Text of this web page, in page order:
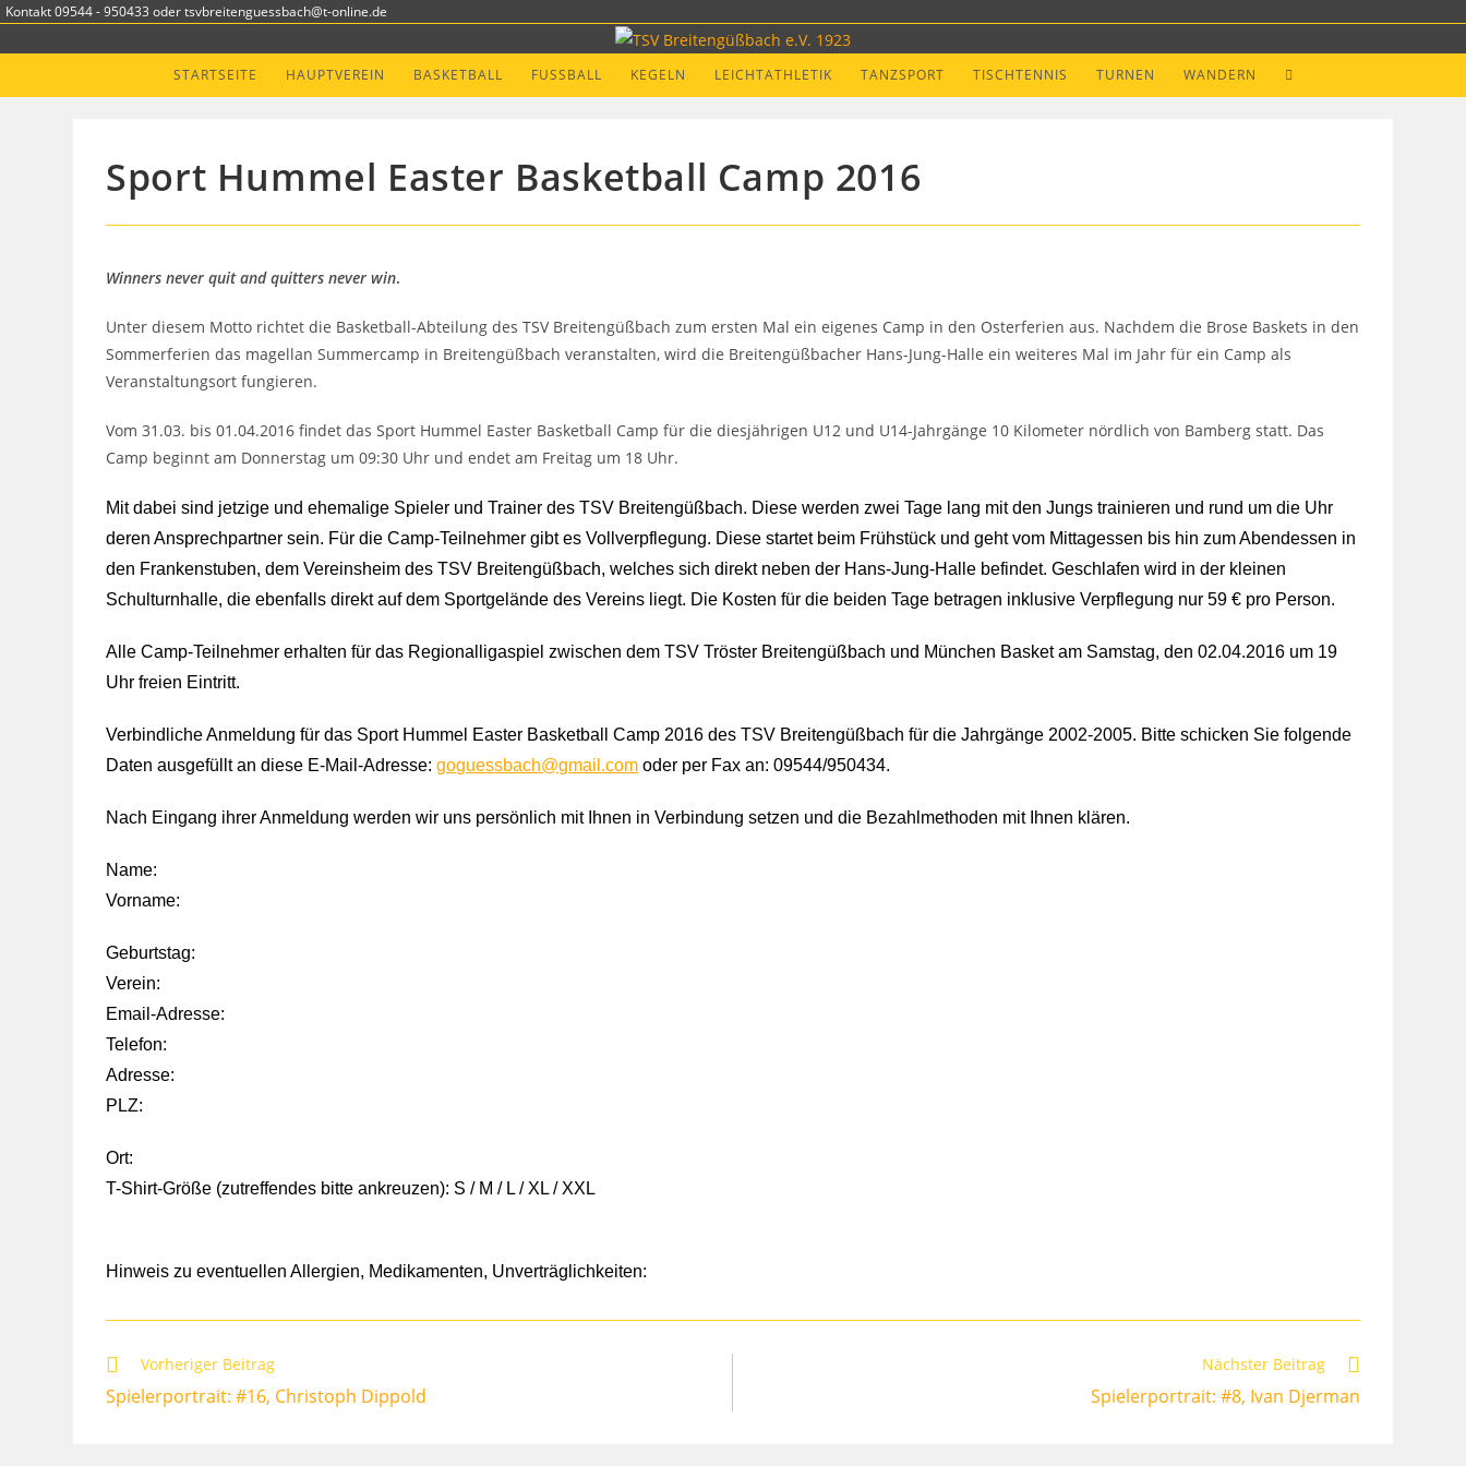
Zum
Kontakt 09544 - 950433 oder tsvbreitenguessbach@t-online.de
STARTSEITE HAUPTVEREIN BASKETBALL FUSSBALL KEGELN LEICHTATHLETIK TANZSPORT TISCHTENNIS TURNEN WANDERN WEBSITE-
Sport Hummel Easter Basketball Camp 2016
Winners never quit and quitters never win.
Unter diesem Motto richtet die Basketball-Abteilung des TSV Breitengüßbach zum ersten Mal ein eigenes Camp in den Osterferien aus. Nachdem die Brose Baskets in den
Sommerferien das magellan Summercamp in Breitengüßbach veranstalten, wird die Breitengüßbacher Hans-Jung-Halle ein weiteres Mal im Jahr für ein Camp als
Veranstaltungsort fungieren.
Vom 31.03. bis 01.04.2016 findet das Sport Hummel Easter Basketball Camp für die diesjährigen U12 und U14-Jahrgänge 10 Kilometer nördlich von Bamberg statt. Das
Camp beginnt am Donnerstag um 09:30 Uhr und endet am Freitag um 18 Uhr.
Mit dabei sind jetzige und ehemalige Spieler und Trainer des TSV Breitengüßbach. Diese werden zwei Tage lang mit den Jungs trainieren und rund um die Uhr
deren Ansprechpartner sein. Für die Camp-Teilnehmer gibt es Vollverpflegung. Diese startet beim Frühstück und geht vom Mittagessen bis hin zum Abendessen in
den Frankenstuben, dem Vereinsheim des TSV Breitengüßbach, welches sich direkt neben der Hans-Jung-Halle befindet. Geschlafen wird in der kleinen
Schulturnhalle, die ebenfalls direkt auf dem Sportgelände des Vereins liegt. Die Kosten für die beiden Tage betragen inklusive Verpflegung nur 59 € pro Person.
Alle Camp-Teilnehmer erhalten für das Regionalligaspiel zwischen dem TSV Tröster Breitengüßbach und München Basket am Samstag, den 02.04.2016 um 19
Uhr freien Eintritt.
Verbindliche Anmeldung für das Sport Hummel Easter Basketball Camp 2016 des TSV Breitengüßbach für die Jahrgänge 2002-2005. Bitte schicken Sie folgende
Daten ausgefüllt an diese E-Mail-Adresse:goguessbach@gmail.com oder per Fax an: 09544/950434.
Nach Eingang ihrer Anmeldung werden wir uns persönlich mit Ihnen in Verbindung setzen und die Bezahlmethoden mit Ihnen klären.
Name:
Vorname:
Geburtstag:
Verein:
Email-Adresse:
Telefon:
Adresse:
PLZ:
Ort:
T-Shirt-Größe (zutreffendes bitte ankreuzen): S / M / L / XL / XXL
Hinweis zu eventuellen Allergien, Medikamenten, Unverträglichkeiten:
Weitere
ansehen
Vorheriger Beitrag
Spielerportrait: #16, Christoph Dippold
Nächster Beitrag
Spielerportrait: #8, Ivan Djerman